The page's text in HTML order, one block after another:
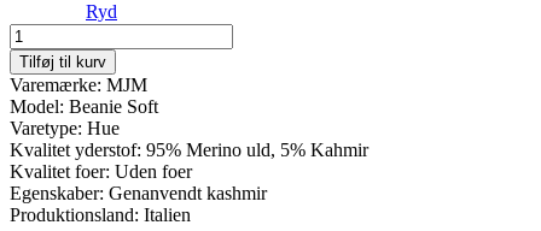
Ryd
Beanie
Soft
-
Recycled
Cashmere/Wool
antal
Tilføj til kurv
Varemærke: MJM
Model: Beanie Soft
Varetype: Hue
Kvalitet yderstof: 95% Merino uld, 5% Kahmir
Kvalitet foer: Uden foer
Egenskaber: Genanvendt kashmir
Produktionsland: Italien